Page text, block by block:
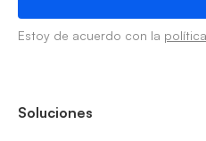
Estoy de acuerdo con la
Soluciones